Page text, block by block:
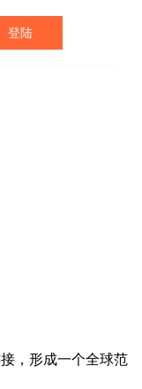
登陆
，形成一个全球范